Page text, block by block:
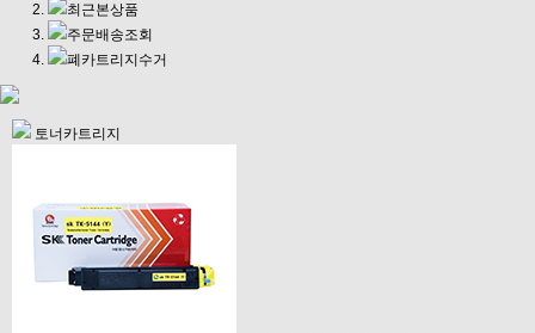
최근본상품
주문배송조회
폐카트리지수거
토너카트리지